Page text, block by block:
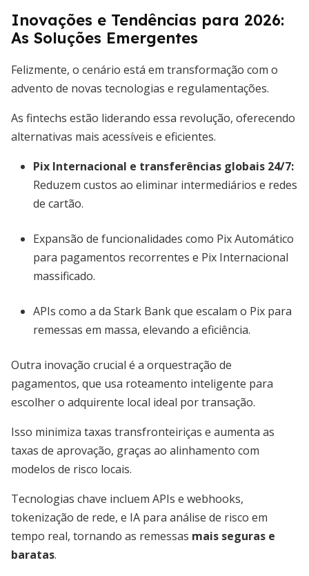
Inovações e Tendências para 2026:
As Soluções Emergentes
Felizmente, o cenário está em transformação com o
advento de novas tecnologias e regulamentações.
As fintechs estão liderando essa revolução, oferecendo
alternativas mais acessíveis e eficientes.
Pix Internacional e transferências globais 24/7:
Reduzem custos ao eliminar intermediários e redes
de cartão.
Expansão de funcionalidades como Pix Automático
para pagamentos recorrentes e Pix Internacional
massificado.
APIs como a da Stark Bank que escalam o Pix para
remessas em massa, elevando a eficiência.
Outra inovação crucial é a orquestração de
pagamentos, que usa roteamento inteligente para
escolher o adquirente local ideal por transação.
Isso minimiza taxas transfronteiriças e aumenta as
taxas de aprovação, graças ao alinhamento com
modelos de risco locais.
Tecnologias chave incluem APIs e webhooks,
tokenização de rede, e IA para análise de risco em
tempo real, tornando as remessas mais seguras e
baratas.